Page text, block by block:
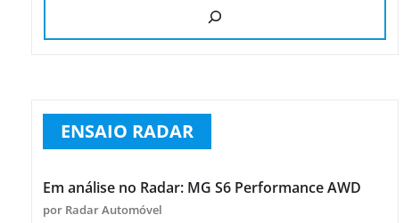
ENSAIO RADAR
Em análise no Radar: MG S6 Performance AWD
por Radar Automóvel